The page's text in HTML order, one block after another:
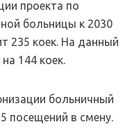
проекта по
больницы к 2030
235 коек. На данный
144 коек.
больничный
посещений в смену.